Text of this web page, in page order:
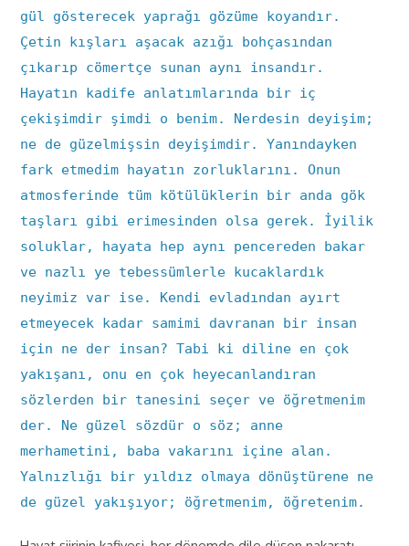
gül gösterecek yaprağı gözüme koyandır.
Çetin kışları aşacak azığı bohçasından
çıkarıp cömertçe sunan aynı insandır.
Hayatın kadife anlatımlarında bir iç
çekişimdir şimdi o benim. Nerdesin deyişim;
ne de güzelmişsin deyişimdir. Yanındayken
fark etmedim hayatın zorluklarını. Onun
atmosferinde tüm kötülüklerin bir anda gök
taşları gibi erimesinden olsa gerek. İyilik
soluklar, hayata hep aynı pencereden bakar
ve nazlı ye tebessümlerle kucaklardık
neyimiz var ise. Kendi evladından ayırt
etmeyecek kadar samimi davranan bir insan
için ne der insan? Tabi ki diline en çok
yakışanı, onu en çok heyecanlandıran
sözlerden bir tanesini seçer ve öğretmenim
der. Ne güzel sözdür o söz; anne
merhametini, baba vakarını içine alan.
Yalnızlığı bir yıldız olmaya dönüştürene ne
de güzel yakışıyor; öğretmenim, öğretenim.